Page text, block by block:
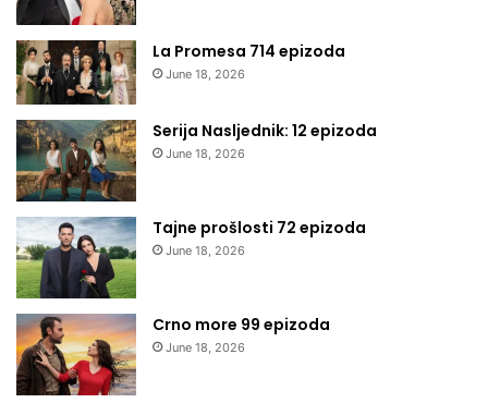
La Promesa 714 epizoda
June 18, 2026
Serija Nasljednik: 12 epizoda
June 18, 2026
Tajne prošlosti 72 epizoda
June 18, 2026
Crno more 99 epizoda
June 18, 2026